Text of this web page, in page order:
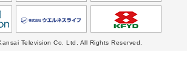
Television Co. Ltd. All Rights Reserved.